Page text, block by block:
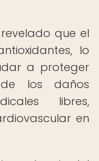
que el
lo
a proteger
los daños
libres,
en